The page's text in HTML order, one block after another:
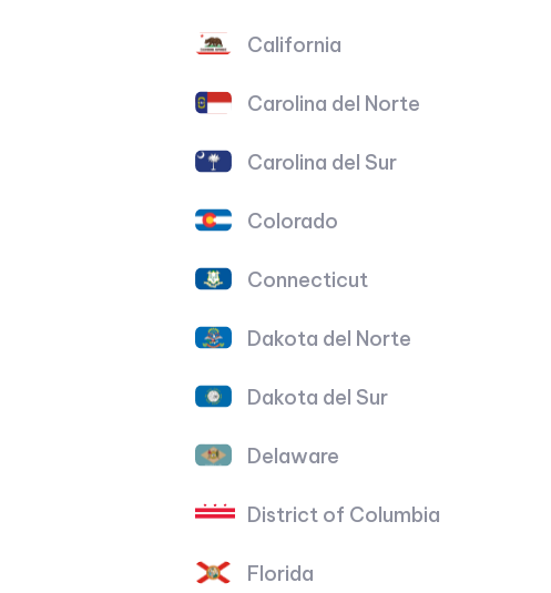
California
Carolina del Norte
Carolina del Sur
Colorado
Connecticut
Dakota del Norte
Dakota del Sur
Delaware
District of Columbia
Florida